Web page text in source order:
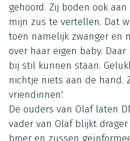
gehoord. Zij boden ook
mijn zus te vertellen. Dat
toen namelijk zwanger en
over haar eigen baby.
bij stil kunnen staan.
nichtje niets aan de hand.
vriendinnen'.
De ouders van Olaf laten
vader van Olaf blijkt
broer en zussen